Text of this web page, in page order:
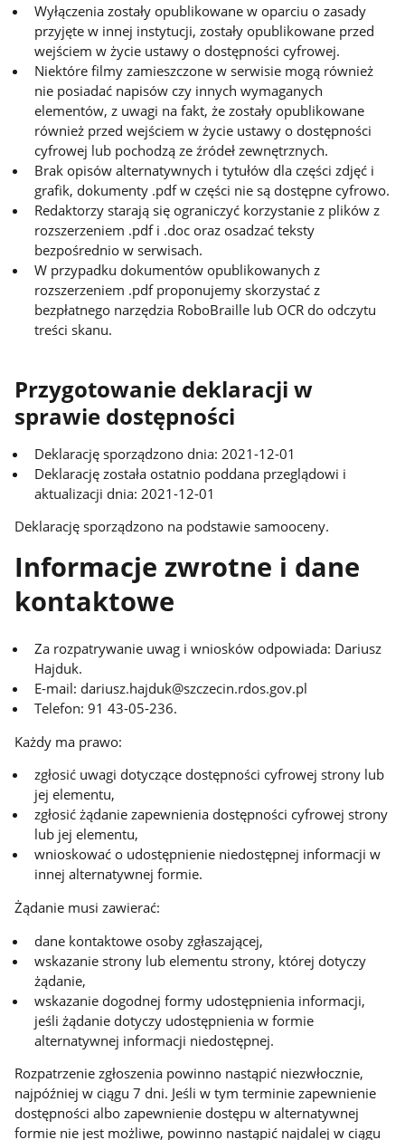
Wyłączenia zostały opublikowane w oparciu o zasady
przyjęte w innej instytucji, zostały opublikowane przed
wejściem w życie ustawy o dostępności cyfrowej.
Niektóre filmy zamieszczone w serwisie mogą również
nie posiadać napisów czy innych wymaganych
elementów, z uwagi na fakt, że zostały opublikowane
również przed wejściem w życie ustawy o dostępności
cyfrowej lub pochodzą ze źródeł zewnętrznych.
Brak opisów alternatywnych i tytułów dla części zdjęć i
grafik, dokumenty .pdf w części nie są dostępne cyfrowo.
Redaktorzy starają się ograniczyć korzystanie z plików z
rozszerzeniem .pdf i .doc oraz osadzać teksty
bezpośrednio w serwisach.
W przypadku dokumentów opublikowanych z
rozszerzeniem .pdf proponujemy skorzystać z
bezpłatnego narzędzia RoboBraille lub OCR do odczytu
treści skanu.
Przygotowanie deklaracji w
sprawie dostępności
Deklarację sporządzono dnia: 2021-12-01
Deklarację została ostatnio poddana przeglądowi i
aktualizacji dnia: 2021-12-01
Deklarację sporządzono na podstawie samooceny.
Informacje zwrotne i dane
kontaktowe
Za rozpatrywanie uwag i wniosków odpowiada: Dariusz
Hajduk.
E-mail: dariusz.hajduk@szczecin.rdos.gov.pl
Telefon: 91 43-05-236.
Każdy ma prawo:
zgłosić uwagi dotyczące dostępności cyfrowej strony lub
jej elementu,
zgłosić żądanie zapewnienia dostępności cyfrowej strony
lub jej elementu,
wnioskować o udostępnienie niedostępnej informacji w
innej alternatywnej formie.
Żądanie musi zawierać:
dane kontaktowe osoby zgłaszającej,
wskazanie strony lub elementu strony, której dotyczy
żądanie,
wskazanie dogodnej formy udostępnienia informacji,
jeśli żądanie dotyczy udostępnienia w formie
alternatywnej informacji niedostępnej.
Rozpatrzenie zgłoszenia powinno nastąpić niezwłocznie,
najpóźniej w ciągu 7 dni. Jeśli w tym terminie zapewnienie
dostępności albo zapewnienie dostępu w alternatywnej
formie nie jest możliwe, powinno nastąpić najdalej w ciągu